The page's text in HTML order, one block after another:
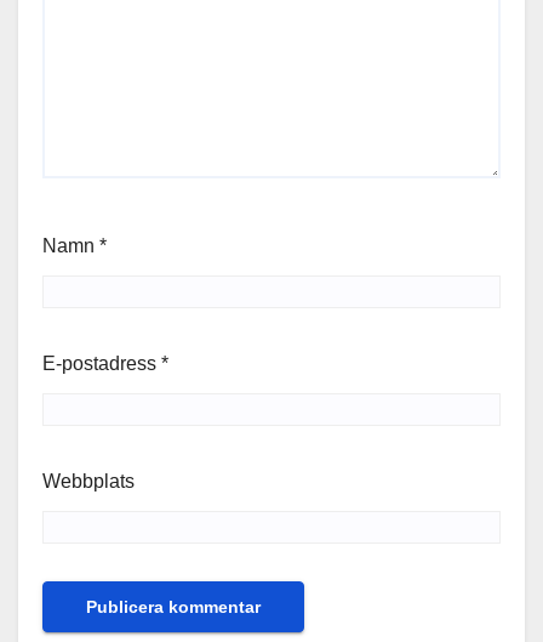
Namn *
E-postadress *
Webbplats